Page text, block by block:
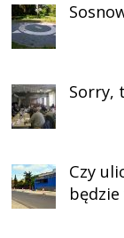
Sorry,
Czy
będzie